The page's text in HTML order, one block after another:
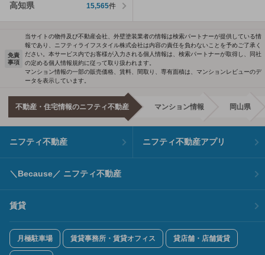
高知県 15,565件
免責
事項
当サイトの物件及び不動産会社、外壁塗装業者の情報は検索パートナーが提供している情
報であり、ニフティライフスタイル株式会社は内容の責任を負わないことを予めご了承く
ださい。本サービス内でお客様が入力される個人情報は、検索パートナーが取得し、同社
の定める個人情報規約に従って取り扱われます。
マンション情報の一部の販売価格、賃料、間取り、専有面積は、マンションレビューのデ
ータを表示しています。
不動産・住宅情報のニフティ不動産 マンション情報 岡山県
ニフティ不動産 ニフティ不動産アプリ
＼Because／ ニフティ不動産
賃貸
月極駐車場 賃貸事務所・賃貸オフィス 貸店舗・店舗賃貸